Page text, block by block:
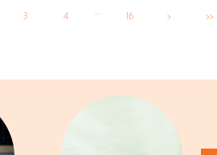
3 4 ... 16 > >>